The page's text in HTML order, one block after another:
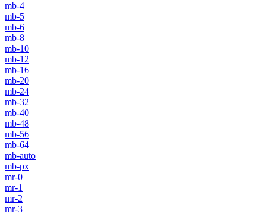
mb-4
mb-5
mb-6
mb-8
mb-10
mb-12
mb-16
mb-20
mb-24
mb-32
mb-40
mb-48
mb-56
mb-64
mb-auto
mb-px
mr-0
mr-1
mr-2
mr-3